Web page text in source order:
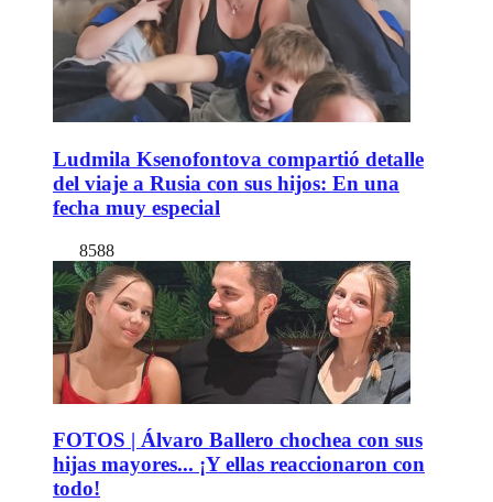
Ludmila Ksenofontova compartió detalle
del viaje a Rusia con sus hijos: En una
fecha muy especial
8588
FOTOS | Álvaro Ballero chochea con sus
hijas mayores... ¡Y ellas reaccionaron con
todo!